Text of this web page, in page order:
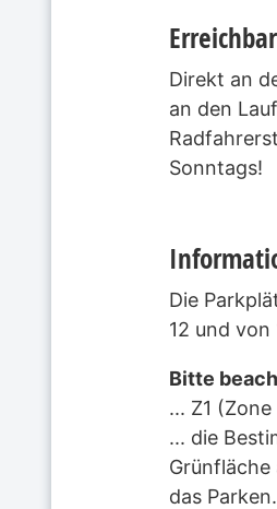
Direkt an
an den
Sonntags!
Die
12 und
Bitte
... Z1
... die
das Parken.